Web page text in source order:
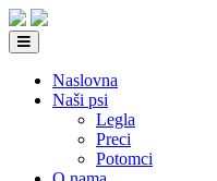
Naslovna
Naši psi
Legla
Preci
Potomci